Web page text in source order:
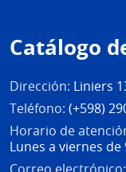
de
página
Catálogo
Dirección: Liniers
Teléfono: (+598)
Horario de
Lunes a viernes de